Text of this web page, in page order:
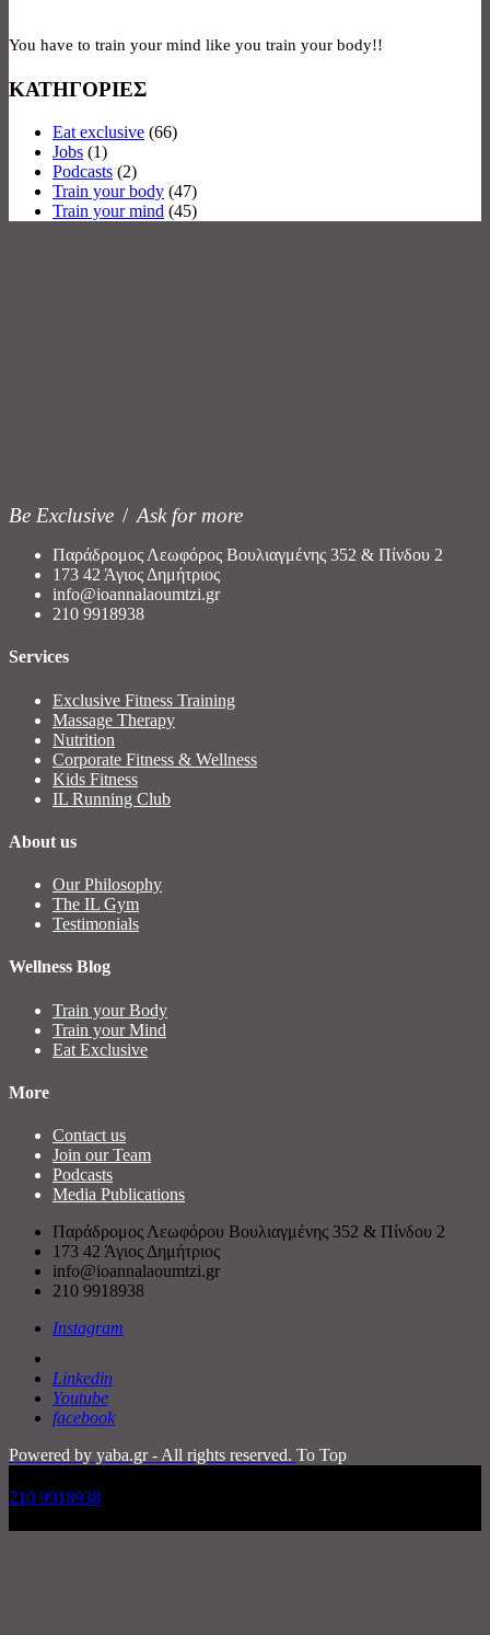
You have to train your mind like you train your body!!
ΚΑΤΗΓΟΡΙΕΣ
Eat exclusive (66)
Jobs (1)
Podcasts (2)
Train your body (47)
Train your mind (45)
Be Exclusive / Ask for more
Παράδρομος Λεωφόρος Βουλιαγμένης 352 & Πίνδου 2
173 42 Άγιος Δημήτριος
info@ioannalaoumtzi.gr
210 9918938
Services
Exclusive Fitness Training
Massage Therapy
Nutrition
Corporate Fitness & Wellness
Kids Fitness
IL Running Club
About us
Our Philosophy
The IL Gym
Testimonials
Wellness Blog
Train your Body
Train your Mind
Eat Exclusive
More
Contact us
Join our Team
Podcasts
Media Publications
Παράδρομος Λεωφόρου Βουλιαγμένης 352 & Πίνδου 2
173 42 Άγιος Δημήτριος
info@ioannalaoumtzi.gr
210 9918938
Instagram
Linkedin
Youtube
facebook
Powered by yaba.gr - All rights reserved. To Top
210 9918938